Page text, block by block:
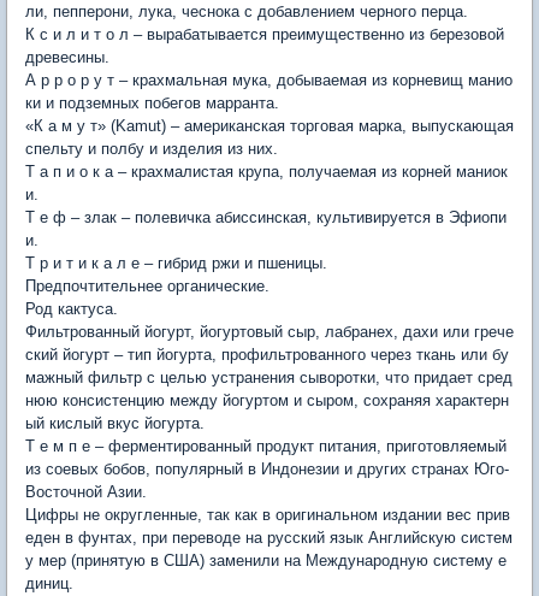
ли, пепперони, лука, чеснока с добавлением черного перца.
К с и л и т о л – вырабатывается преимущественно из березовой
древесины.
А р р о р у т – крахмальная мука, добываемая из корневищ манио
ки и подземных побегов марранта.
«К а м у т» (Kamut) – американская торговая марка, выпускающая
спельту и полбу и изделия из них.
Т а п и о к а – крахмалистая крупа, получаемая из корней маниок
и.
Т е ф – злак – полевичка абиссинская, культивируется в Эфиопи
и.
Т р и т и к а л е – гибрид ржи и пшеницы.
Предпочтительнее органические.
Род кактуса.
Фильтрованный йогурт, йогуртовый сыр, лабранех, дахи или грече
ский йогурт – тип йогурта, профильтрованного через ткань или бу
мажный фильтр с целью устранения сыворотки, что придает сред
нюю консистенцию между йогуртом и сыром, сохраняя характерн
ый кислый вкус йогурта.
Т е м п е – ферментированный продукт питания, приготовляемый
из соевых бобов, популярный в Индонезии и других странах Юго-
Восточной Азии.
Цифры не округленные, так как в оригинальном издании вес прив
еден в фунтах, при переводе на русский язык Английскую систем
у мер (принятую в США) заменили на Международную систему е
диниц.